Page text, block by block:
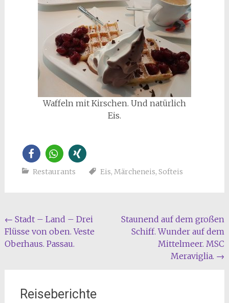
Waffeln mit Kirschen. Und natürlich
Eis.
Restaurants Eis, Märcheneis, Softeis
Beitragsnavigation
← Stadt – Land – Drei
Flüsse von oben. Veste
Oberhaus. Passau.
Staunend auf dem großen
Schiff. Wunder auf dem
Mittelmeer. MSC
Meraviglia. →
Reiseberichte